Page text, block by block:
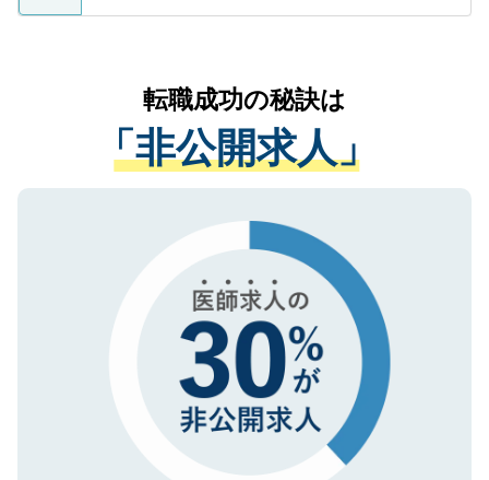
ているすべての個人データはご本人の許可
は、個人情報の取り扱いについての厳密な
管理基準を満たした事業者のみに付与され
る、プライバシーマークを取得済みです。
ご登録いただいた個人情報は、SSL（デー
で、機密保持に関してもご安心ください。
かがいして、現在の医療機関の状況や紹介
経験をまじえながら、適切なアドバイスを
させていただきます。すぐにご転職をされ
ない方には、長期的なサポートが可能です
ので、まずはご登録ください。
転職成功の秘訣は
「非公開求人」